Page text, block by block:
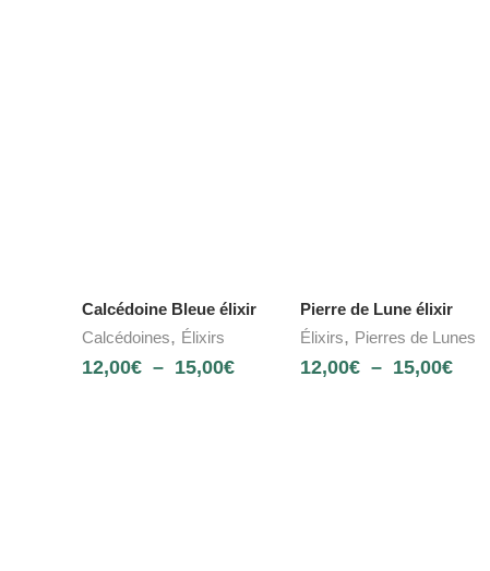
Calcédoine Bleue élixir
Calcédoines, Élixirs
12,00€ – 15,00€
Pierre de Lune élixir
Élixirs, Pierres de Lunes
12,00€ – 15,00€